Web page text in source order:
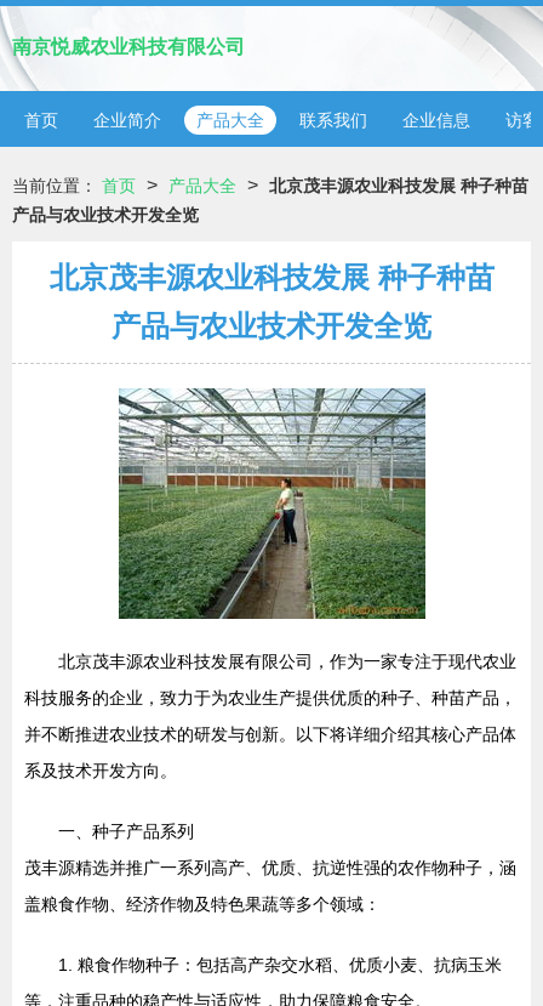
南京悦威农业科技有限公司
首页 企业简介 产品大全 联系我们 企业信息 访客
当前位置： 首页 > 产品大全 > 北京茂丰源农业科技发展 种子种苗
产品与农业技术开发全览
北京茂丰源农业科技发展 种子种苗
产品与农业技术开发全览
北京茂丰源农业科技发展有限公司，作为一家专注于现代农业
科技服务的企业，致力于为农业生产提供优质的种子、种苗产品，
并不断推进农业技术的研发与创新。以下将详细介绍其核心产品体
系及技术开发方向。
一、种子产品系列
茂丰源精选并推广一系列高产、优质、抗逆性强的农作物种子，涵
盖粮食作物、经济作物及特色果蔬等多个领域：
1. 粮食作物种子：包括高产杂交水稻、优质小麦、抗病玉米
等，注重品种的稳产性与适应性，助力保障粮食安全。